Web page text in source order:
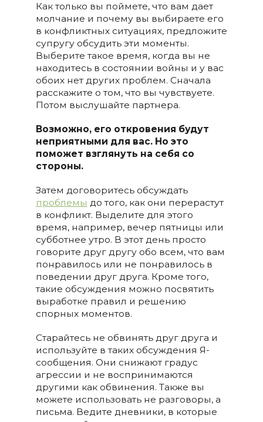
Как только вы поймете, что вам дает
молчание и почему вы выбираете его
в конфликтных ситуациях, предложите
супругу обсудить эти моменты.
Выберите такое время, когда вы не
находитесь в состоянии войны и у вас
обоих нет других проблем. Сначала
расскажите о том, что вы чувствуете.
Потом выслушайте партнера.
Возможно, его откровения будут
неприятными для вас. Но это
поможет взглянуть на себя со
стороны.
Затем договоритесь обсуждать
проблемы до того, как они перерастут
в конфликт. Выделите для этого
время, например, вечер пятницы или
субботнее утро. В этот день просто
говорите друг другу обо всем, что вам
понравилось или не понравилось в
поведении друг друга. Кроме того,
такие обсуждения можно посвятить
выработке правил и решению
спорных моментов.
Старайтесь не обвинять друг друга и
используйте в таких обсуждения Я-
сообщения. Они снижают градус
агрессии и не воспринимаются
другими как обвинения. Также вы
можете использовать не разговоры, а
письма. Ведите дневники, в которые